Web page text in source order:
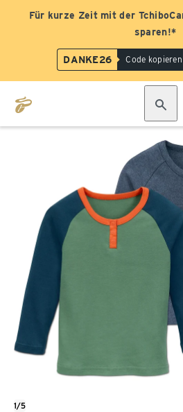
Für kurze Zeit mit der
sparen!*
DANKE26 Code kopieren
1/5